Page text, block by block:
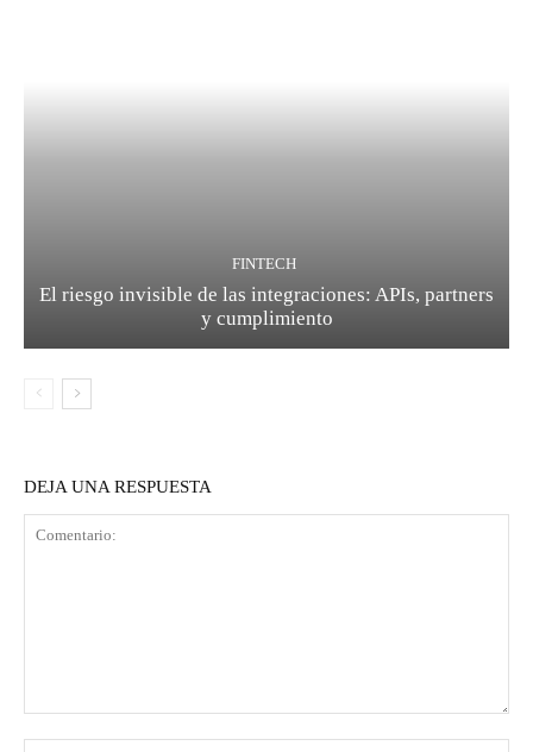
FINTECH
El riesgo invisible de las integraciones: APIs, partners
y cumplimiento
DEJA UNA RESPUESTA